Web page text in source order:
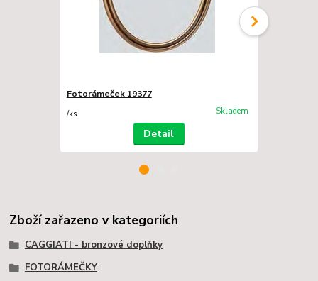
Fotorámeček 19377
/ks Skladem
Detail
Zboží zařazeno v kategoriích
CAGGIATI - bronzové doplňky
FOTORÁMEČKY